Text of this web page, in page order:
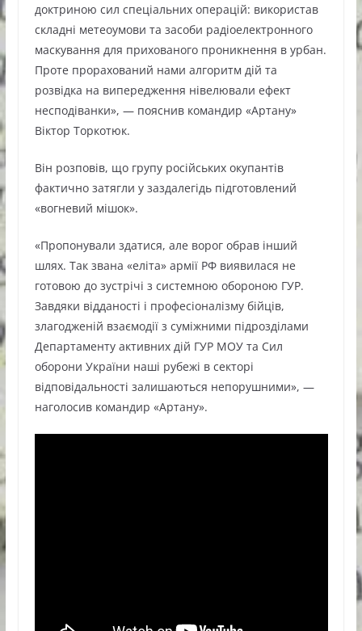
доктриною сил спеціальних операцій: використав
складні метеоумови та засоби радіоелектронного
маскування для прихованого проникнення в урбан.
Проте прорахований нами алгоритм дій та
розвідка на випередження нівелювали ефект
несподіванки», — пояснив командир «Артану»
Віктор Торкотюк.
Він розповів, що групу російських окупантів
фактично затягли у заздалегідь підготовлений
«вогневий мішок».
«Пропонували здатися, але ворог обрав інший
шлях. Так звана «еліта» армії РФ виявилася не
готовою до зустрічі з системною обороною ГУР.
Завдяки відданості і професіоналізму бійців,
злагодженій взаємодії з суміжними підрозділами
Департаменту активних дій ГУР МОУ та Сил
оборони України наші рубежі в секторі
відповідальності залишаються непорушними», —
наголосив командир «Артану».